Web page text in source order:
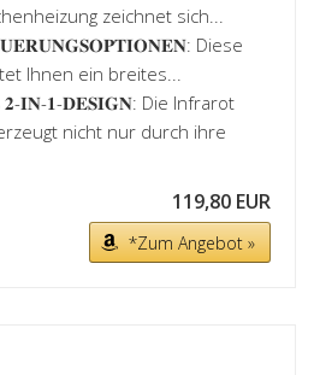
zeichnet sich...
Diese
Ihnen ein breites...
𝐈𝐍-𝟏-𝐃𝐄𝐒𝐈𝐆𝐍: Die Infrarot
nicht nur durch ihre
119,80 EUR
*Zum Angebot »